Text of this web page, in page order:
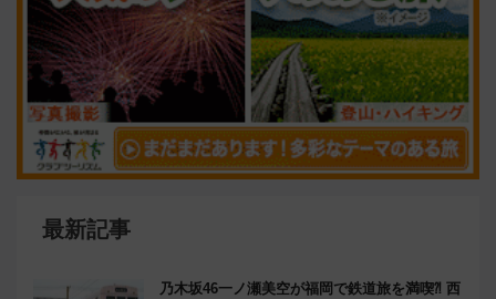
最新記事
乃木坂46一ノ瀬美空が福岡で鉄道旅を満喫⁈ 西